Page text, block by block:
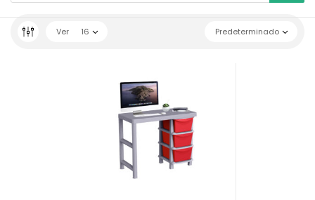
Predeterminado
Ver 16